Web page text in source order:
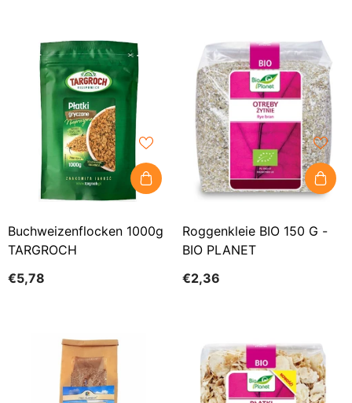
Buchweizenflocken 1000g
TARGROCH
€5,78
Roggenkleie BIO 150 G -
BIO PLANET
€2,36